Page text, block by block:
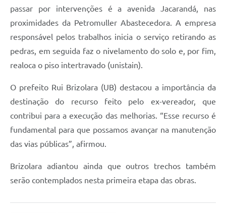
passar por intervenções é a avenida Jacarandá, nas
proximidades da Petromuller Abastecedora. A empresa
responsável pelos trabalhos inicia o serviço retirando as
pedras, em seguida faz o nivelamento do solo e, por fim,
realoca o piso intertravado (unistain).
O prefeito Rui Brizolara (UB) destacou a importância da
destinação do recurso feito pelo ex-vereador, que
contribui para a execução das melhorias. “Esse recurso é
fundamental para que possamos avançar na manutenção
das vias públicas”, afirmou.
Brizolara adiantou ainda que outros trechos também
serão contemplados nesta primeira etapa das obras.